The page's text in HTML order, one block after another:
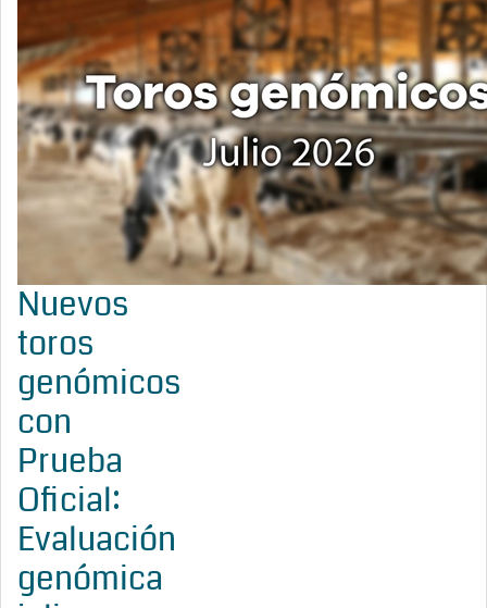
Nuevos
toros
genómicos
con
Prueba
Oficial:
Evaluación
genómica